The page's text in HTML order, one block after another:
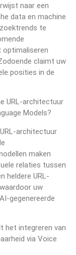
naar een
data en machine
te
optimaliseren
claimt uw
posities in de
URL-architectuur
Models?
architectuur
maken
relaties tussen
heldere URL-
uw
gegenereerde
het integreren van
via Voice